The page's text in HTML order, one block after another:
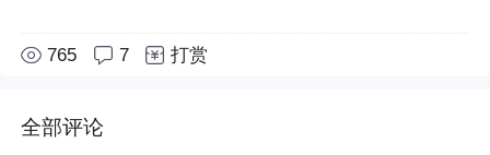
765 7 打赏
全部评论